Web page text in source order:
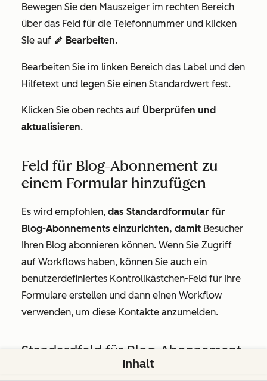
Bewegen Sie den Mauszeiger im rechten Bereich
über das Feld für die Telefonnummer und klicken
Sie auf edit Bearbeiten.
Bearbeiten Sie im linken Bereich das Label und den
Hilfetext und legen Sie einen Standardwert fest.
Klicken Sie oben rechts auf Überprüfen und
aktualisieren.
Feld für Blog-Abonnement zu
einem Formular hinzufügen
Es wird empfohlen, das Standardformular für
Blog-Abonnements einzurichten, damit Besucher
Ihren Blog abonnieren können. Wenn Sie Zugriff
auf Workflows haben, können Sie auch ein
benutzerdefiniertes Kontrollkästchen-Feld für Ihre
Formulare erstellen und dann einen Workflow
verwenden, um diese Kontakte anzumelden.
Standardfeld für Blog-Abonnement
zu Ihrem Formular hinzufügen
Inhalt